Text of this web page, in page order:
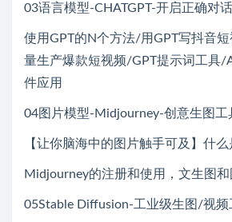
03语言模型-CHATGPT-开启正确对话
使用GPT的N个方法/用GPT写抖音
量生产爆款短视频/GPT提示词工具/
件应用
04图片模型-Midjourney-创意生图工
【让你脑海中的图片触手可及】什
Midjourney的注册和使用，文生图和
05Stable Diffusion-工业级生图/视频